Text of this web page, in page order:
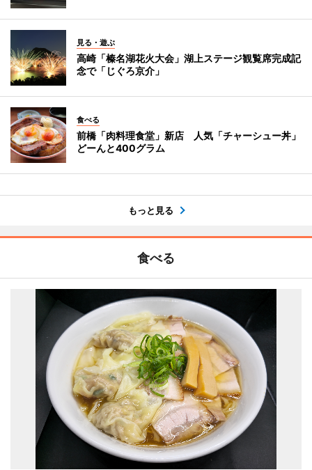
見る・遊ぶ
高崎「榛名湖花火大会」湖上ステージ観覧席完成記
念で「じぐろ京介」
食べる
前橋「肉料理食堂」新店 人気「チャーシュー丼」
どーんと400グラム
もっと見る
食べる